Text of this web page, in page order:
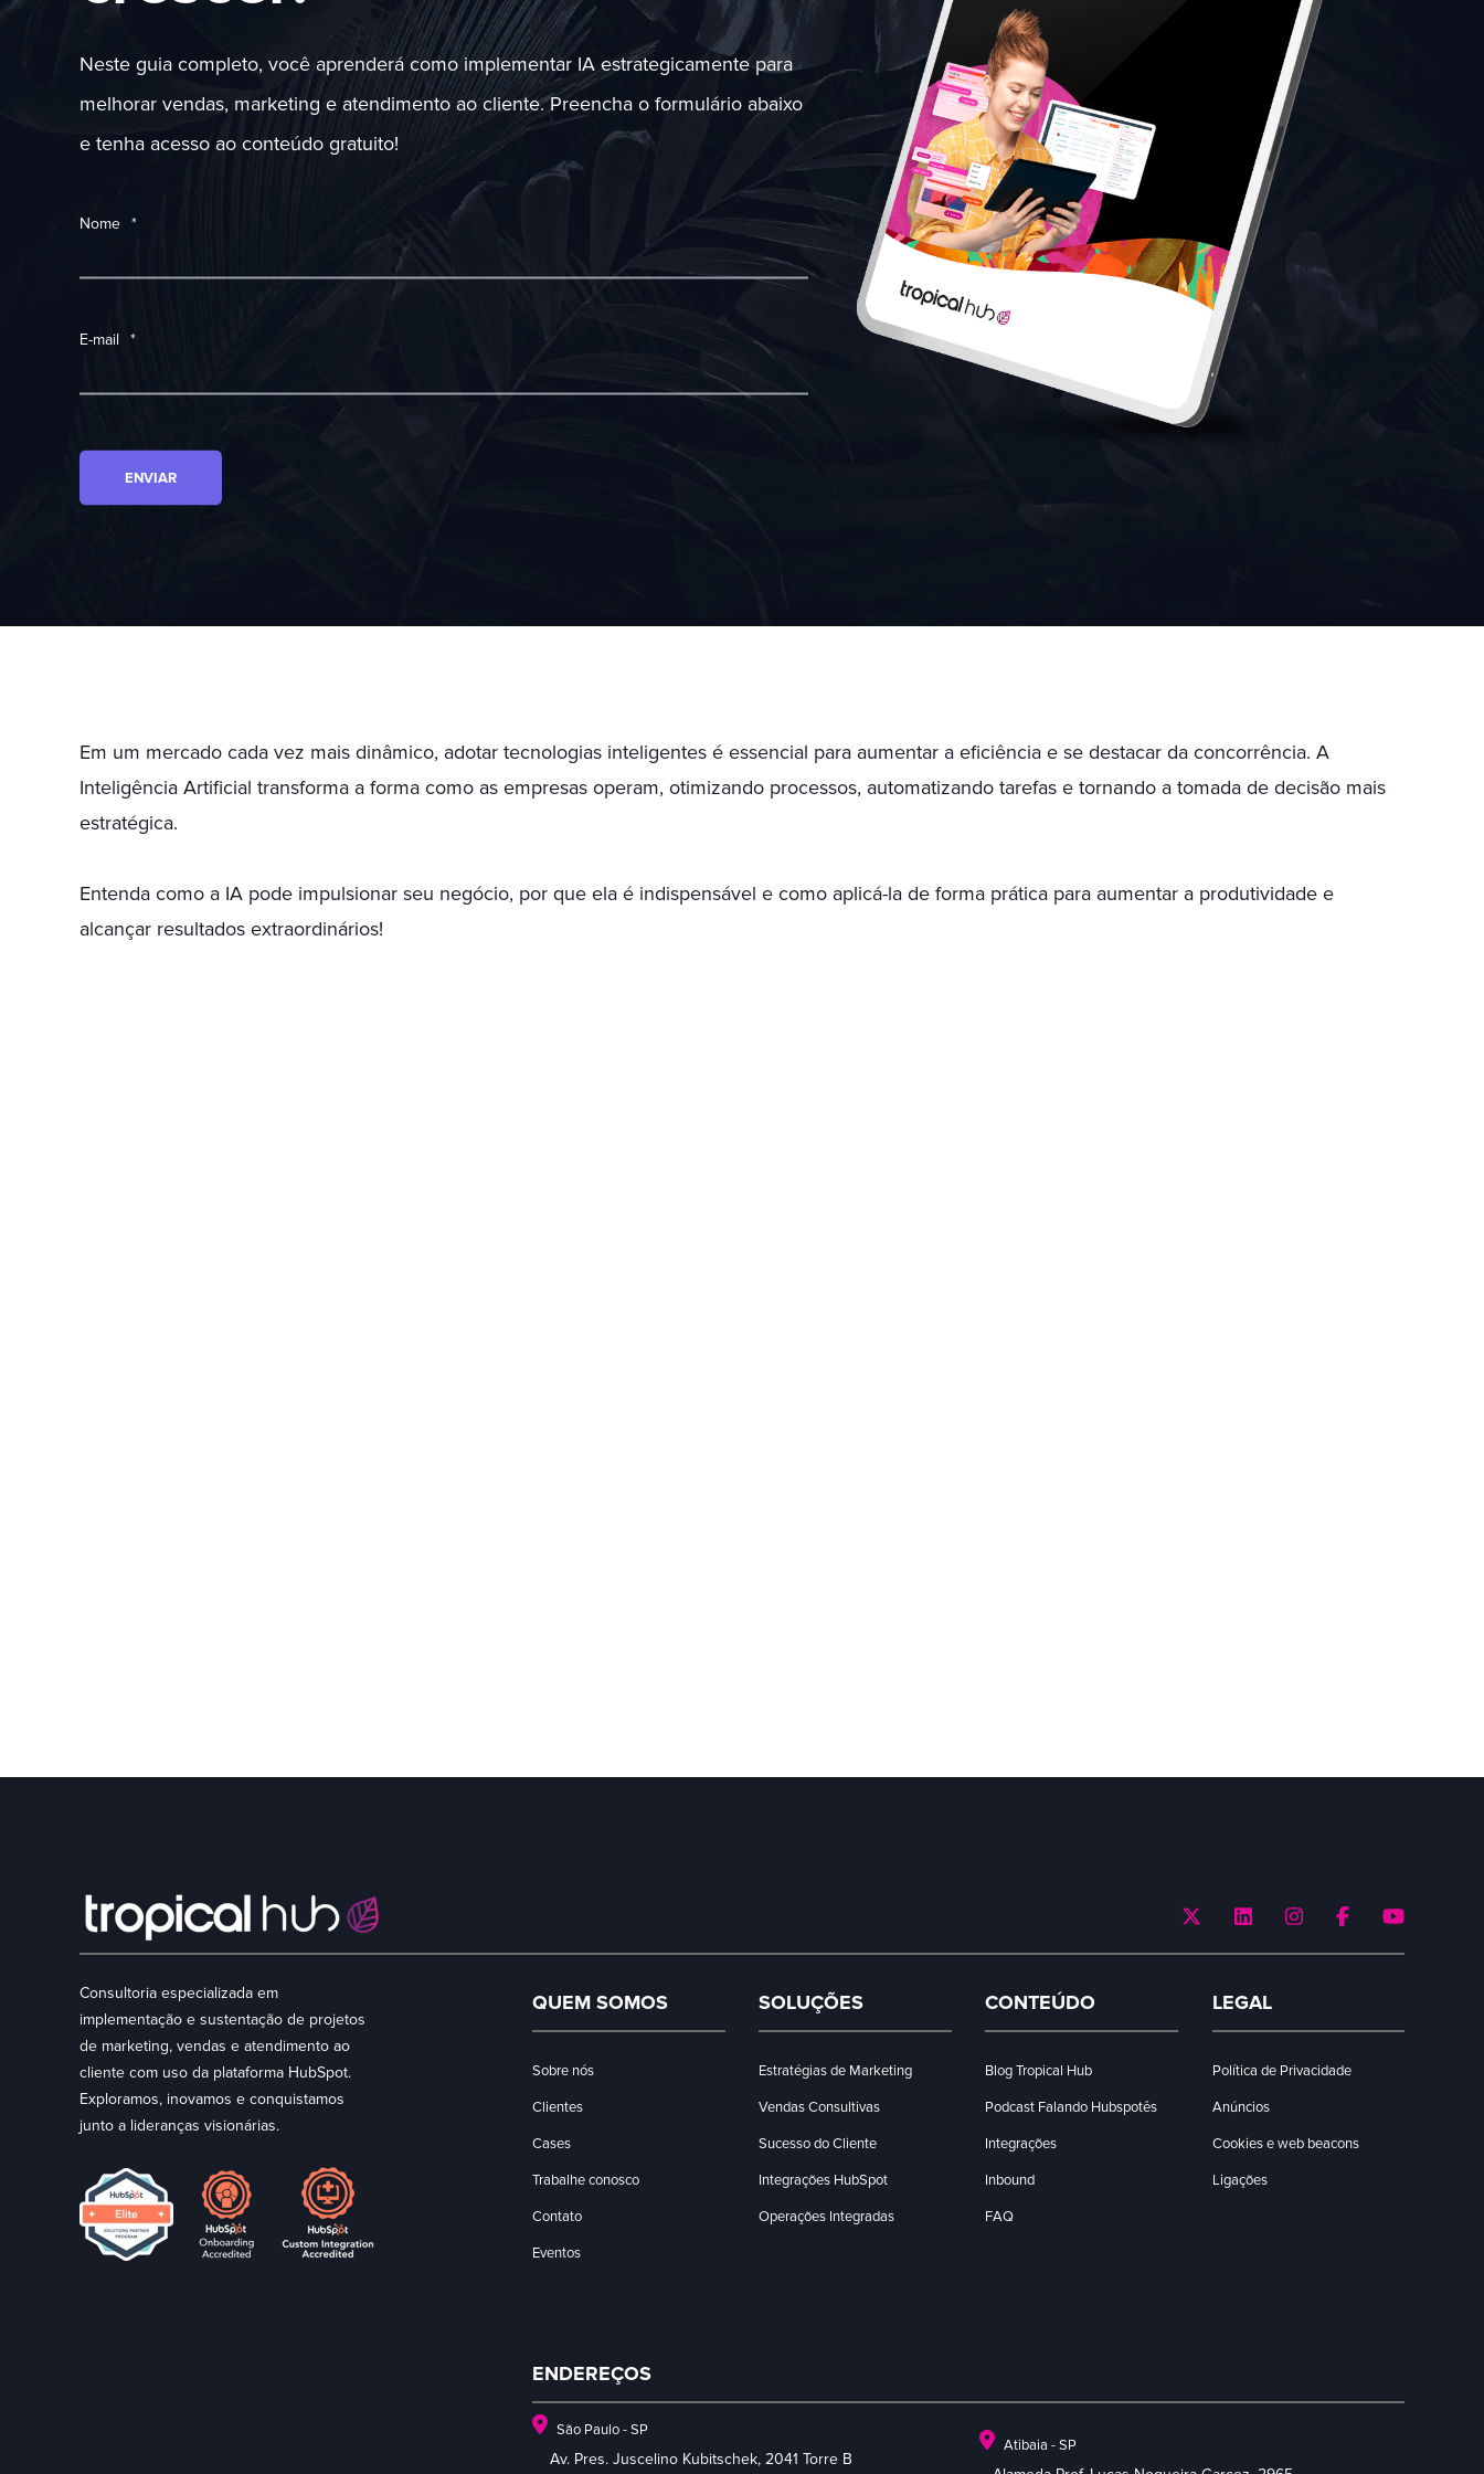
Neste guia completo, você aprenderá como implementar IA estrategicamente para
melhorar vendas, marketing e atendimento ao cliente. Preencha o formulário abaixo
e tenha acesso ao conteúdo gratuito!
Nome *
E-mail *
Em um mercado cada vez mais dinâmico, adotar tecnologias inteligentes é essencial para aumentar a eficiência e se destacar da concorrência. A
Inteligência Artificial transforma a forma como as empresas operam, otimizando processos, automatizando tarefas e tornando a tomada de decisão mais
estratégica.
Entenda como a IA pode impulsionar seu negócio, por que ela é indispensável e como aplicá-la de forma prática para aumentar a produtividade e
alcançar resultados extraordinários!
Consultoria especializada em
implementação e sustentação de projetos
de marketing, vendas e atendimento ao
cliente com uso da plataforma HubSpot.
Exploramos, inovamos e conquistamos
junto a lideranças visionárias.
QUEM SOMOS
Sobre nós
Clientes
Cases
Trabalhe conosco
Contato
Eventos
SOLUÇÕES
Estratégias de Marketing
Vendas Consultivas
Sucesso do Cliente
Integrações HubSpot
Operações Integradas
CONTEÚDO
Blog Tropical Hub
Podcast Falando Hubspotês
Integrações
Inbound
FAQ
LEGAL
Política de Privacidade
Anúncios
Cookies e web beacons
Ligações
ENDEREÇOS
São Paulo - SP
Av. Pres. Juscelino Kubitschek, 2041 Torre B
Atibaia - SP